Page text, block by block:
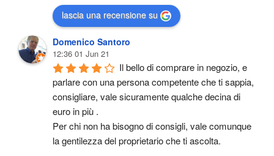
lascia una recensione su
Domenico Santoro
12:36 01 Jun 21
Il bello di comprare in negozio, e
parlare con una persona competente che ti sappia,
consigliare, vale sicuramente qualche decina di
euro in più .
Per chi non ha bisogno di consigli, vale comunque
la gentilezza del proprietario che ti ascolta.